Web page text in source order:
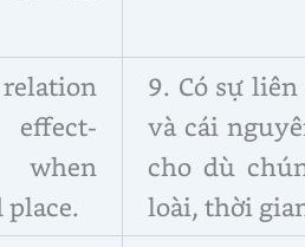
effect-
when
place.
9. Có sự
và cái
cho dù
loài, thời